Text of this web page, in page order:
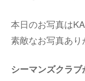
本日のお写真は
素敵なお写真あり
シーマンズクラ